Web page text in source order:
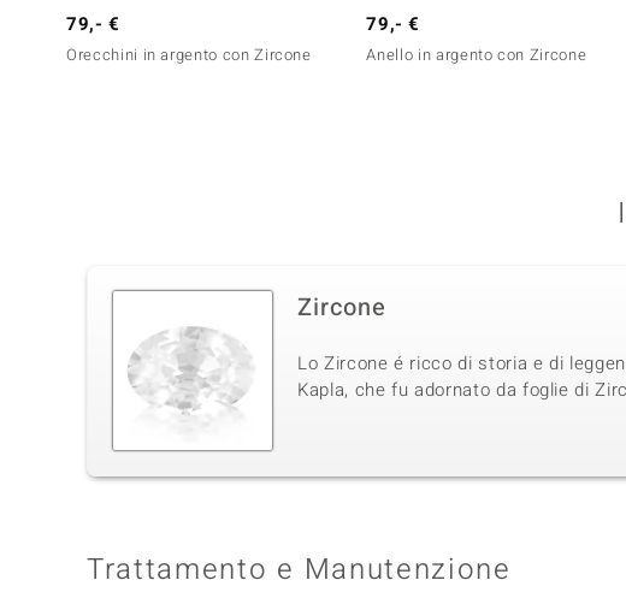
79,- €
Orecchini in argento con Zircone
79,- €
Anello in argento con Zircone
Zircone
Lo Zircone é ricco di storia e di
Kapla, che fu adornato da foglie di
Trattamento e Manutenzione